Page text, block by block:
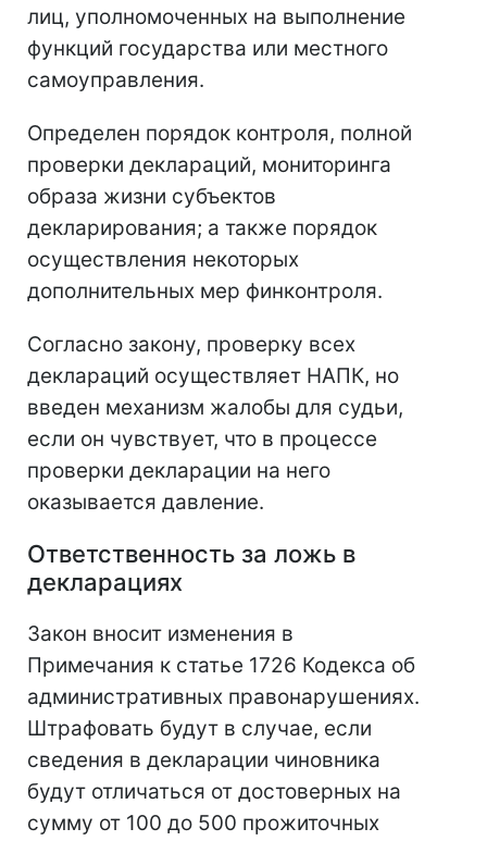
лиц, уполномоченных на выполнение
функций государства или местного
самоуправления.
Определен порядок контроля, полной
проверки деклараций, мониторинга
образа жизни субъектов
декларирования; а также порядок
осуществления некоторых
дополнительных мер финконтроля.
Согласно закону, проверку всех
деклараций осуществляет НАПК, но
введен механизм жалобы для судьи,
если он чувствует, что в процессе
проверки декларации на него
оказывается давление.
Ответственность за ложь в
декларациях
Закон вносит изменения в
Примечания к статье 1726 Кодекса об
административных правонарушениях.
Штрафовать будут в случае, если
сведения в декларации чиновника
будут отличаться от достоверных на
сумму от 100 до 500 прожиточных